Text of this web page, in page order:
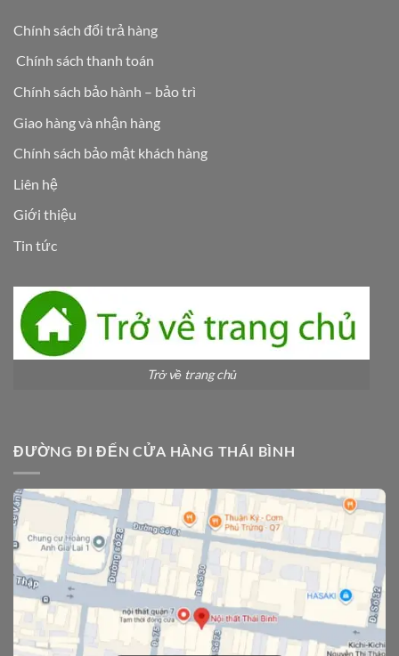
Chính sách đổi trả hàng
Chính sách thanh toán
Chính sách bảo hành – bảo trì
Giao hàng và nhận hàng
Chính sách bảo mật khách hàng
Liên hệ
Giới thiệu
Tin tức
Trở về trang chủ
ĐƯỜNG ĐI ĐẾN CỬA HÀNG THÁI BÌNH